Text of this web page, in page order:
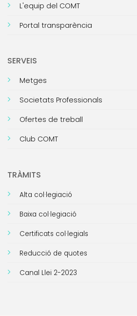
L'equip del COMT
Portal transparència
SERVEIS
Metges
Societats Professionals
Ofertes de treball
Club COMT
TRÀMITS
Alta col·legiació
Baixa col·legiació
Certificats col·legials
Reducció de quotes
Canal Llei 2-2023